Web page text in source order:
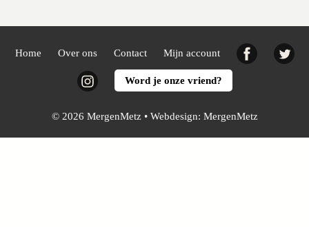
Home Over ons Contact Mijn account Facebook
InstagramWord je onze vriend?
© 2026 MergenMetz • Webdesign: MergenMetz